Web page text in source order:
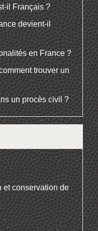
il Français ?
devient-il
en France ?
trouver un
un procès civil ?
et conservation de